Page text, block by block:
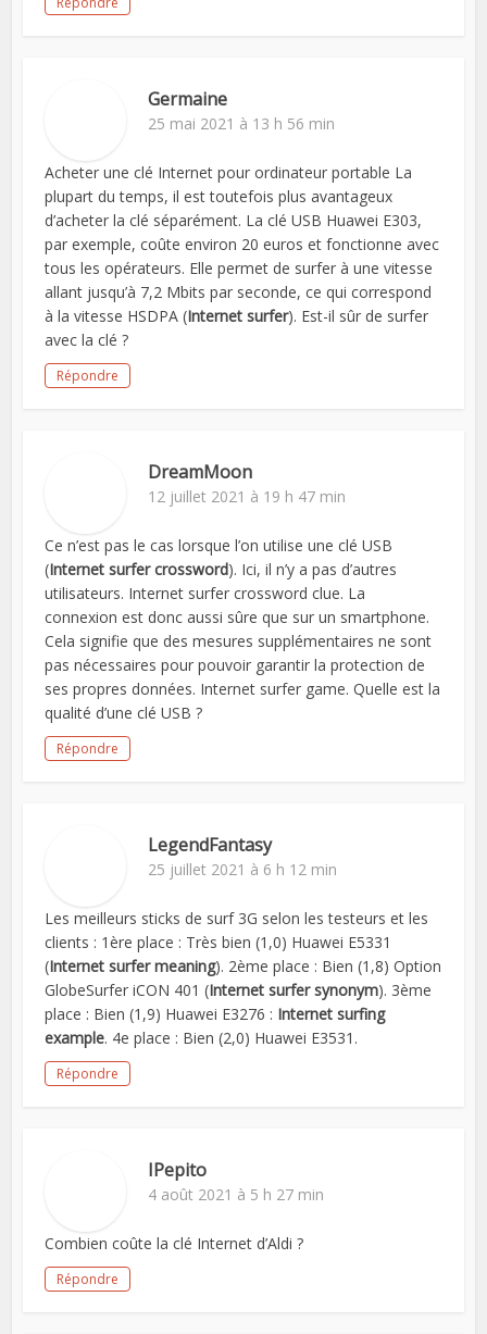
Germaine
25 mai 2021 à 13 h 56 min
Acheter une clé Internet pour ordinateur portable La
plupart du temps, il est toutefois plus avantageux
d’acheter la clé séparément. La clé USB Huawei E303,
par exemple, coûte environ 20 euros et fonctionne avec
tous les opérateurs. Elle permet de surfer à une vitesse
allant jusqu’à 7,2 Mbits par seconde, ce qui correspond
à la vitesse HSDPA (Internet surfer). Est-il sûr de surfer
avec la clé ?
Répondre
DreamMoon
12 juillet 2021 à 19 h 47 min
Ce n’est pas le cas lorsque l’on utilise une clé USB
(Internet surfer crossword). Ici, il n’y a pas d’autres
utilisateurs. Internet surfer crossword clue. La
connexion est donc aussi sûre que sur un smartphone.
Cela signifie que des mesures supplémentaires ne sont
pas nécessaires pour pouvoir garantir la protection de
ses propres données. Internet surfer game. Quelle est la
qualité d’une clé USB ?
Répondre
LegendFantasy
25 juillet 2021 à 6 h 12 min
Les meilleurs sticks de surf 3G selon les testeurs et les
clients : 1ère place : Très bien (1,0) Huawei E5331
(Internet surfer meaning). 2ème place : Bien (1,8) Option
GlobeSurfer iCON 401 (Internet surfer synonym). 3ème
place : Bien (1,9) Huawei E3276 : Internet surfing
example. 4e place : Bien (2,0) Huawei E3531.
Répondre
IPepito
4 août 2021 à 5 h 27 min
Combien coûte la clé Internet d’Aldi ?
Répondre